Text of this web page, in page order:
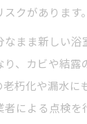
クがあります。
なまま新しい浴
、カビや結露
老朽化や漏水に
による点検を